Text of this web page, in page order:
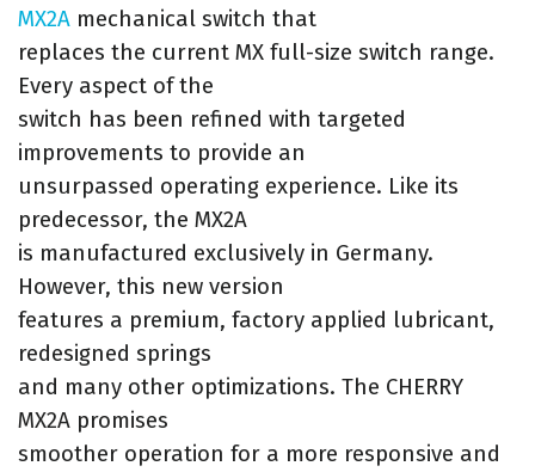
MX2A mechanical switch that
replaces the current MX full-size switch range.
Every aspect of the
switch has been refined with targeted
improvements to provide an
unsurpassed operating experience. Like its
predecessor, the MX2A
is manufactured exclusively in Germany.
However, this new version
features a premium, factory applied lubricant,
redesigned springs
and many other optimizations. The CHERRY
MX2A promises
smoother operation for a more responsive and